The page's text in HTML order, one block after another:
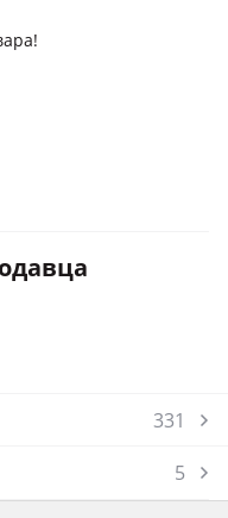
331
5